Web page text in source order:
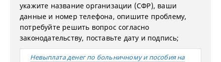
укажите название организации (СФР), ваши
данные и номер телефона, опишите проблему,
потребуйте решить вопрос согласно
законодательству, поставьте дату и подпись;
Невыплата денег по больничному и пособия на